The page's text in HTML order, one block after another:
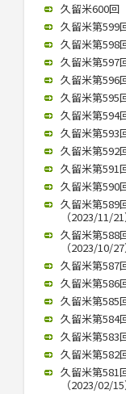
久留米600回
久留米第599
久留米第
久留米第597
久留米第
久留米第595
久留米第594
久留米第593
久留米第592
久留米第591
久留米第
久留米第589
（2023/11/21
久留米第588
（2023/10/27
久留米第
久留米第586
久留米第585
久留米第
久留米第583
久留米第
久留米第
（2023/02/15